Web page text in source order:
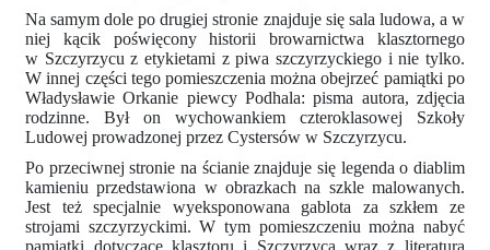
Na samym dole po drugiej stronie znajduje się sala ludowa, a w
niej kącik poświęcony historii browarnictwa klasztornego
w Szczyrzycu z etykietami z piwa szczyrzyckiego i nie tylko.
W innej części tego pomieszczenia można obejrzeć pamiątki po
Władysławie Orkanie piewcy Podhala: pisma autora, zdjęcia
rodzinne. Był on wychowankiem czteroklasowej Szkoły
Ludowej prowadzonej przez Cystersów w Szczyrzycu.
Po przeciwnej stronie na ścianie znajduje się legenda o diablim
kamieniu przedstawiona w obrazkach na szkle malowanych.
Jest też specjalnie wyeksponowana gablota za szkłem ze
strojami szczyrzyckimi. W tym pomieszczeniu można nabyć
pamiątki dotyczące klasztoru i Szczyrzyca wraz z literaturą